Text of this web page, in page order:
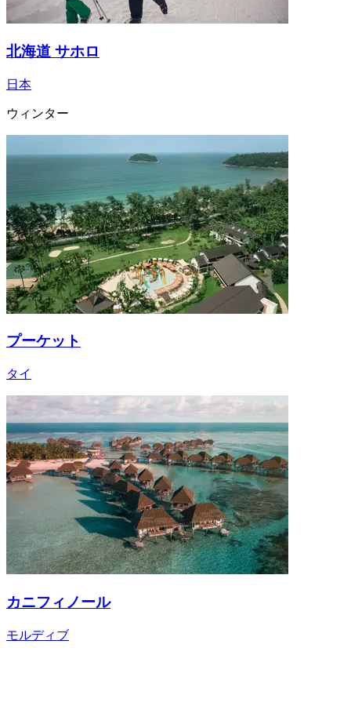
北海道 サホロ
日本
ウィンター
プーケット
タイ
カニフィノール
モルディブ